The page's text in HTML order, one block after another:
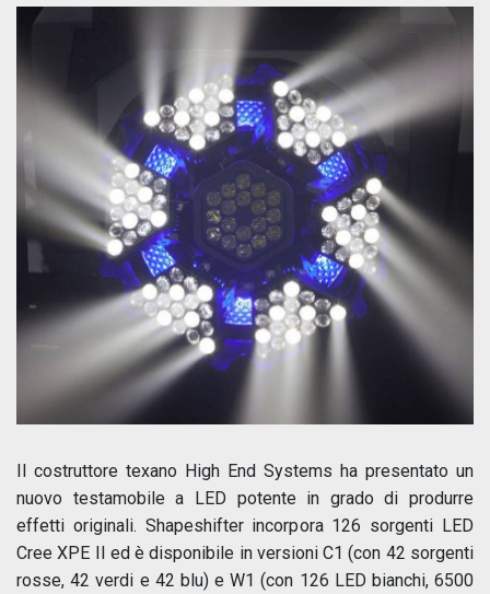
Il costruttore texano High End Systems ha presentato un
nuovo testamobile a LED potente in grado di produrre
effetti originali. Shapeshifter incorpora 126 sorgenti LED
Cree XPE II ed è disponibile in versioni C1 (con 42 sorgenti
rosse, 42 verdi e 42 blu) e W1 (con 126 LED bianchi, 6500